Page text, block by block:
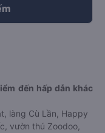
đến hấp dẫn khác
làng Cù Lần, Happy
vườn thú Zoodoo,